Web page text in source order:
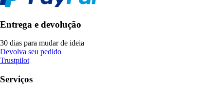
Entrega e devolução
30 dias para mudar de ideia
Devolva seu pedido
Trustpilot
Serviços